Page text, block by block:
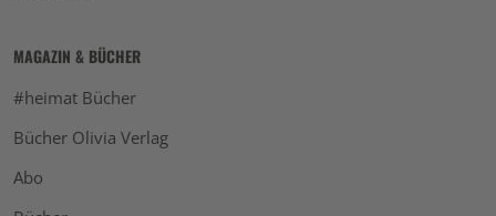
MAGAZIN & BÜCHER
#heimat Bücher
Bücher Olivia Verlag
Abo